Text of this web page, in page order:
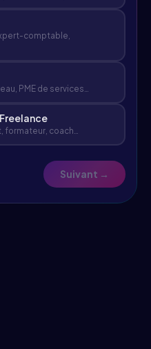
comptable,
PME de services…
coach…
Suivant →